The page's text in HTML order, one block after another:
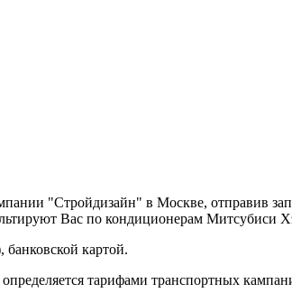
"Стройдизайн" в Москве, отправив
Вас по кондиционерам Митсубиси
картой.
тарифами транспортных